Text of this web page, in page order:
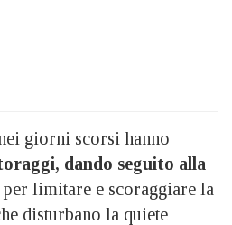
giorni scorsi hanno
dando seguito alla
limitare e scoraggiare la
disturbano la quiete